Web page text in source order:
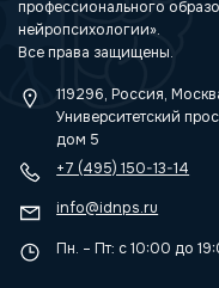
профессионального
нейропсихологии».
Все права защищены.
119296, Россия,
Университетский
дом 5
+7 (495) 150-13-14
info@idnps.ru
Пн. – Пт: с 10:00 до